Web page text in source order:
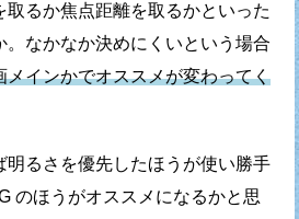
取るか焦点距離を取るかといった
なかなか決めにくいという場合
メインかでオススメが変わってく
明るさを優先したほうが使い勝手
のほうがオススメになるかと思